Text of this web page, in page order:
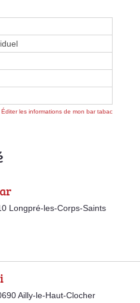
Éditer les informations de mon bar tabac
Longpré-les-Corps-Saints
Ailly-le-Haut-Clocher